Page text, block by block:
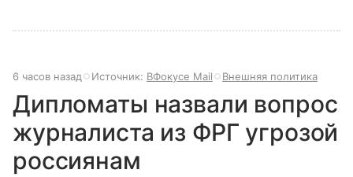
6 часов назад Источник: ВФокусе Mail Внешняя политика
Дипломаты назвали вопрос
журналиста из ФРГ угрозой
россиянам